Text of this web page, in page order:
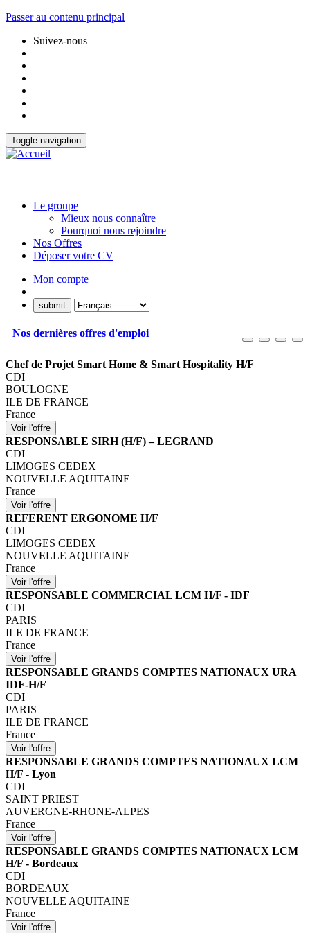
Passer au contenu principal
Suivez-nous |
Toggle navigation
Le groupe
Mieux nous connaître
Pourquoi nous rejoindre
Nos Offres
Déposer votre CV
Mon compte
Nos dernières offres d'emploi
Chef de Projet Smart Home & Smart Hospitality H/F
CDI
BOULOGNE
ILE DE FRANCE
France
RESPONSABLE SIRH (H/F) – LEGRAND
CDI
LIMOGES CEDEX
NOUVELLE AQUITAINE
France
REFERENT ERGONOME H/F
CDI
LIMOGES CEDEX
NOUVELLE AQUITAINE
France
RESPONSABLE COMMERCIAL LCM H/F - IDF
CDI
PARIS
ILE DE FRANCE
France
RESPONSABLE GRANDS COMPTES NATIONAUX URA
IDF-H/F
CDI
PARIS
ILE DE FRANCE
France
RESPONSABLE GRANDS COMPTES NATIONAUX LCM
H/F - Lyon
CDI
SAINT PRIEST
AUVERGNE-RHONE-ALPES
France
RESPONSABLE GRANDS COMPTES NATIONAUX LCM
H/F - Bordeaux
CDI
BORDEAUX
NOUVELLE AQUITAINE
France